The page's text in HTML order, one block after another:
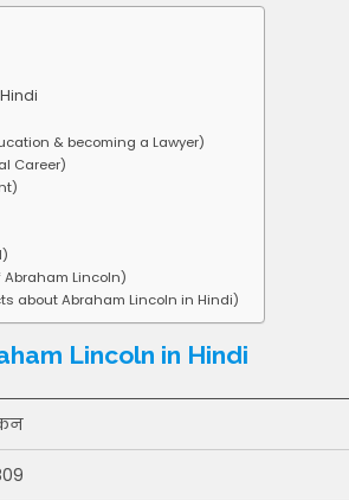
& becoming a Lawyer)
Career)
Lincoln)
about Abraham Lincoln in Hindi)
Lincoln in Hindi